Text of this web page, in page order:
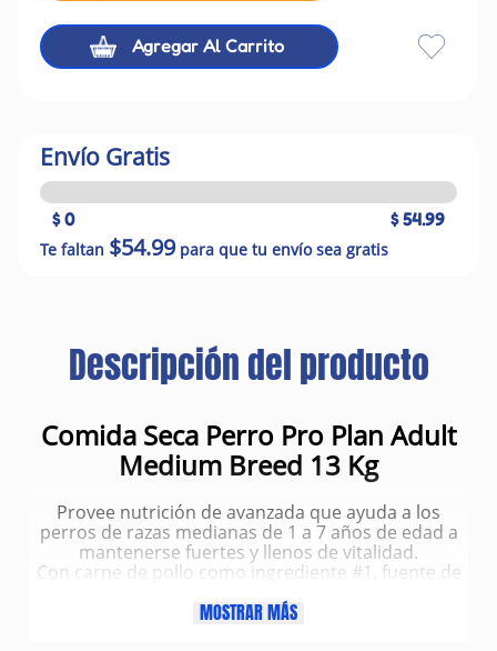
Agregar Al Carrito
Envío Gratis
$ 0 $ 54.99
Te faltan $54.99para que tu envío sea gratis
Descripción del producto
Comida Seca Perro Pro Plan Adult
Medium Breed 13 Kg
Provee nutrición de avanzada que ayuda a los
perros de razas medianas de 1 a 7 años de edad a
mantenerse fuertes y llenos de vitalidad.
Con carne de pollo como ingrediente #1, fuente de
digestibilidad que entrega un óptimo nivel de
MOSTRAR MÁS